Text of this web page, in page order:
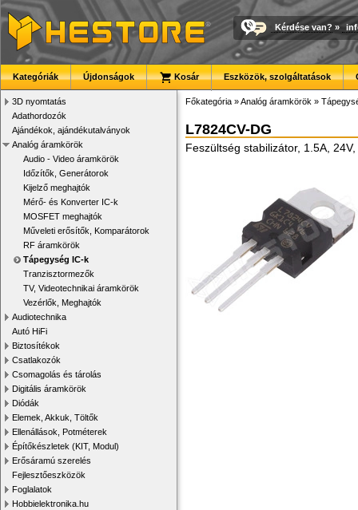
Kérdése van? »
Kategóriák Újdonságok Kosár Eszközök, szolgáltatások
3D nyomtatás
Adathordozók
Ajándékok, ajándékutalványok
Analóg áramkörök
Audio - Video áramkörök
Időzítők, Generátorok
Kijelző meghajtók
Mérő- és Konverter IC-k
MOSFET meghajtók
Műveleti erősítők, Komparátorok
RF áramkörök
Tápegység IC-k
Tranzisztormezők
TV, Videotechnikai áramkörök
Vezérlők, Meghajtók
Audiotechnika
Autó HiFi
Biztosítékok
Csatlakozók
Csomagolás és tárolás
Digitális áramkörök
Diódák
Elemek, Akkuk, Töltők
Ellenállások, Potméterek
Építőkészletek (KIT, Modul)
Erősáramú szerelés
Fejlesztőeszközök
Foglalatok
Hobbielektronika.hu
Főkategória »Analóg áramkörök »
L7824CV-DG
Feszültség stabilizátor, 1.5A,